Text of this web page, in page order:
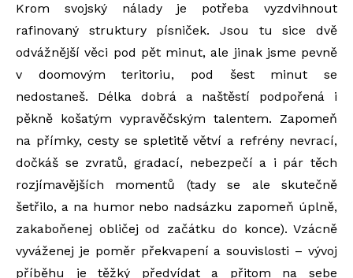
Krom svojský nálady je potřeba vyzdvihnout
rafinovaný struktury písniček. Jsou tu sice dvě
odvážnější věci pod pět minut, ale jinak jsme pevně
v doomovým teritoriu, pod šest minut se
nedostaneš. Délka dobrá a naštěstí podpořená i
pěkně košatým vypravěčským talentem. Zapomeň
na přímky, cesty se spletitě větví a refrény nevrací,
dočkáš se zvratů, gradací, nebezpečí a i pár těch
rozjímavějších momentů (tady se ale skutečně
šetřilo, a na humor nebo nadsázku zapomeň úplně,
zakaboňenej obličej od začátku do konce). Vzácně
vyváženej je poměr překvapení a souvislosti – vývoj
příběhu je těžký předvídat a přitom na sebe